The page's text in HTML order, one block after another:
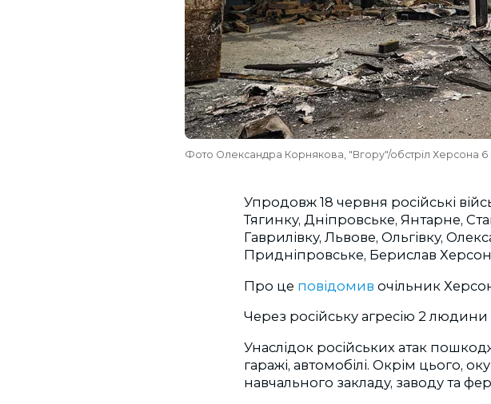
Фото Олександра Корнякова, "Вгору"/обстріл Херсона
Упродовж 18 червня російські
Тягинку, Дніпровське, Янтарне,
Гаврилівку, Львове, Ольгівку,
Придніпровське, Берислав
Про це повідомив очільник
Через російську агресію 2
Унаслідок російських атак
гаражі, автомобілі. Окрім цього,
навчального закладу, заводу та